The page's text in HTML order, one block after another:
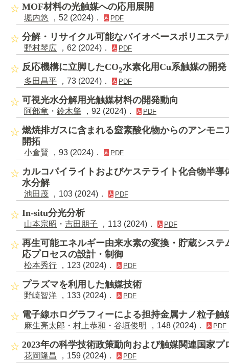
MOF材料の光触媒への応用展開
堀内悠 ，52 (2024)． PDF
分解・リサイクル可能なバイオベースポリエステ
野村琴広 ，62 (2024)． PDF
反応機構に立脚したCO2水素化用Cu系触媒の開発
多田昌平 ，73 (2024)． PDF
可視光水分解用光触媒材料の開発動向
阿部竜 ・ 鈴木肇 ，92 (2024)． PDF
燃焼排ガスに含まれる窒素酸化物からのアンモニ
開拓
小倉賢 ，93 (2024)． PDF
カルコパイライトおよびケステライト化合物半
水分解
池田茂 ，103 (2024)． PDF
In-situ分光分析
山本宗昭 ・ 吉田朋子 ，113 (2024)． PDF
再生可能エネルギー由来水素の変換・貯蔵システ
応プロセスの設計・制御
松本秀行 ，123 (2024)． PDF
プラズマを利用した触媒技術
野崎智洋 ，133 (2024)． PDF
電子線ホログラフィーによる担持金属ナノ粒子触
麻生亮太郎 ・ 村上恭和 ・ 谷垣俊明 ，148 (2024)． PDF
2023年の科学技術政策動向および触媒関連国家プ
花岡隆昌 ，159 (2024)． PDF